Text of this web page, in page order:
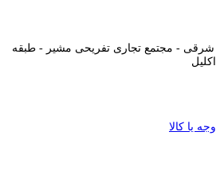
شرقی - مجتمع تجاری تفریحی مشیر - طبقه
یا کالا